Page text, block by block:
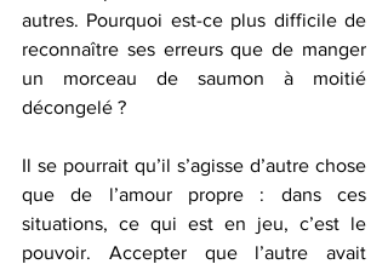
autres. Pourquoi est-ce plus difficile de
reconnaître ses erreurs que de manger
un morceau de saumon à moitié
décongelé ?
Il se pourrait qu’il s’agisse d’autre chose
que de l’amour propre : dans ces
situations, ce qui est en jeu, c’est le
pouvoir. Accepter que l’autre avait